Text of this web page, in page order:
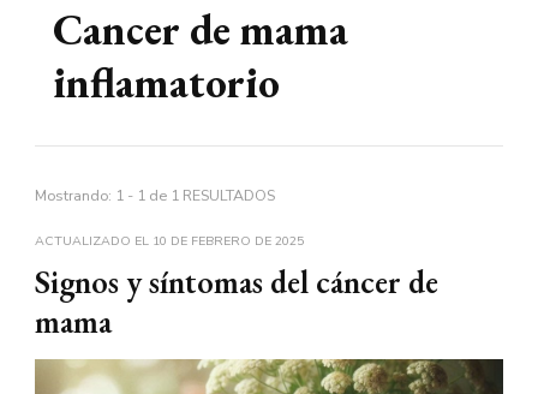
Cancer de mama
inflamatorio
Mostrando: 1 - 1 de 1 RESULTADOS
ACTUALIZADO EL 10 DE FEBRERO DE 2025
Signos y síntomas del cáncer de
mama